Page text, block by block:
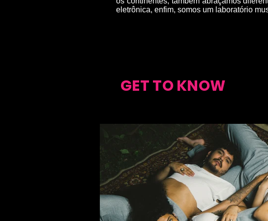
eletrônica, enfim, somos um laboratório
GET TO KNOW